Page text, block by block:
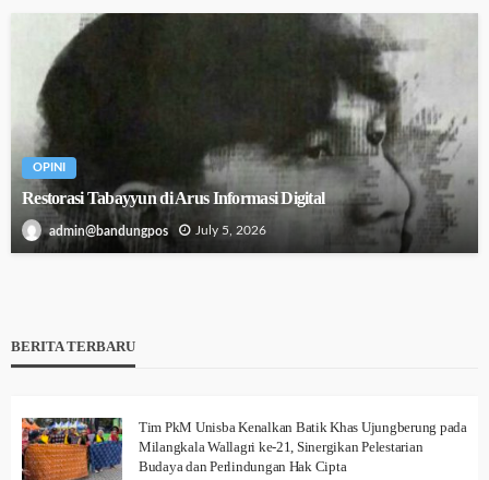
OPINI
Restorasi Tabayyun di Arus Informasi Digital
admin@bandungpos July 5, 2026
BERITA TERBARU
Tim PkM Unisba Kenalkan Batik Khas Ujungberung pada
Milangkala Wallagri ke-21, Sinergikan Pelestarian
Budaya dan Perlindungan Hak Cipta